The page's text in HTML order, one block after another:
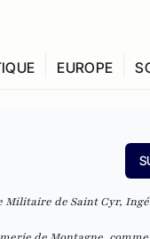
EUROPE
Militaire de Saint Cyr,